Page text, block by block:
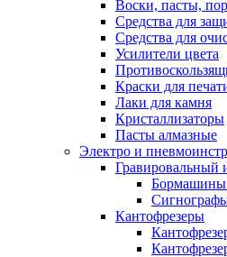
Воски, пасты,
Средства для
Средства для
Усилители цвета
Краски для
Лаки для камня
Кристаллизаторы
Пасты алмазные
Электро и
Гравировальный
Бормашины
Кантофрезеры